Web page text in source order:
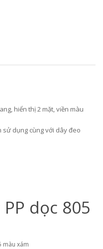
hiển thị 2 mặt, viền màu
sử dụng cùng với dây đeo
dọc 805
màu xám